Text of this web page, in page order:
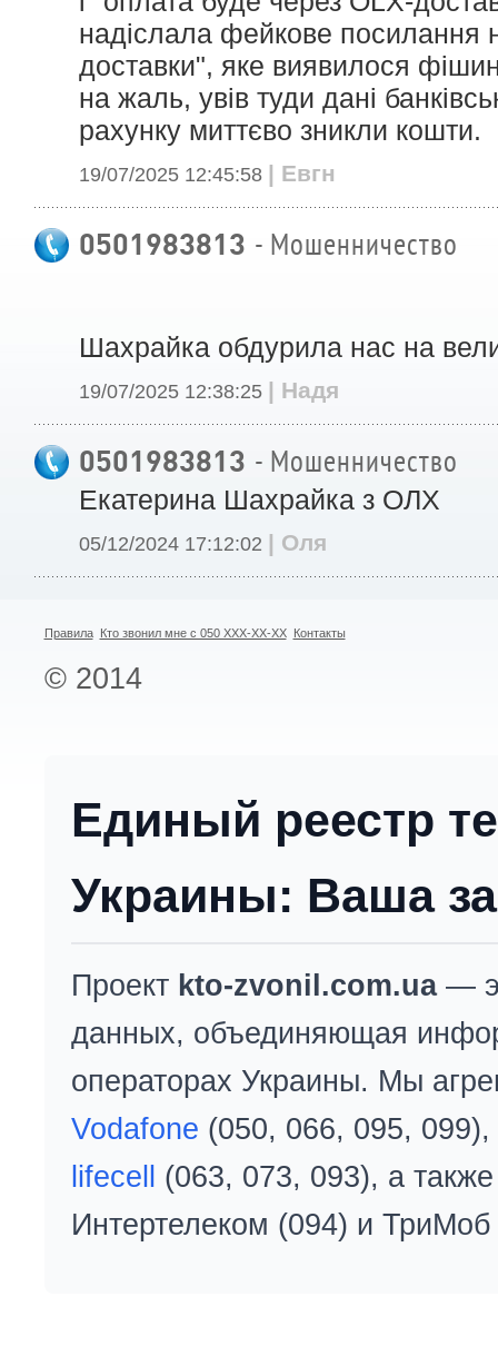
надіслала фейкове
доставки", яке виявилося
на жаль, увів туди дані
рахунку миттєво зникли кошти.
19/07/2025 12:45:58 | Евгн
0501983813 - Мошенничество
Шахрайка обдурила нас на
19/07/2025 12:38:25 | Надя
0501983813 - Мошенничество
Екатерина Шахрайка з ОЛХ
05/12/2024 17:12:02 | Оля
Правила Кто звонил мне с 050 XXX-XX-XX Контакты
© 2014
Единый реестр
Украины: Ваша
Проект kto-zvonil.com.ua—
данных, объединяющая
операторах Украины. Мы
Vodafone (050, 066, 095, 099),
lifecell
(063, 073, 093), а
Интертелеком (094) и ТриМоб